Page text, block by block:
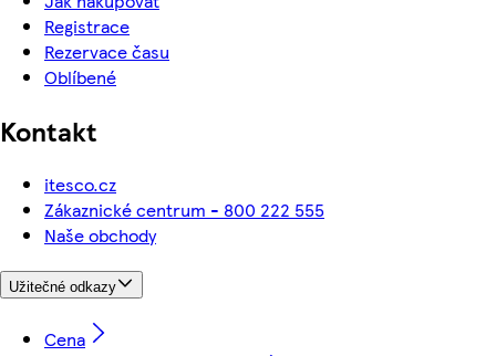
Registrace
Rezervace času
Oblíbené
Kontakt
itesco.cz
Zákaznické centrum - 800 222 555
Naše obchody
Užitečné odkazy
Cena